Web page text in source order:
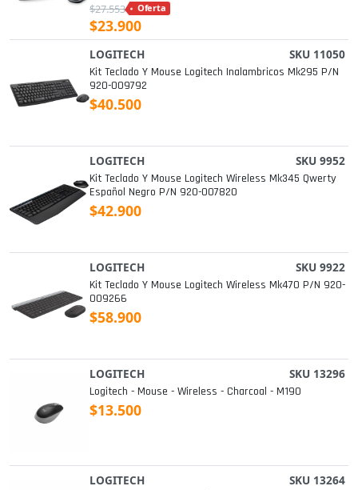
$27.553 Oferta
$23.900
LOGITECH SKU 11050
Kit Teclado Y Mouse Logitech Inalambricos Mk295 P/n
920-009792
$40.500
LOGITECH SKU 9952
Kit Teclado Y Mouse Logitech Wireless Mk345 Qwerty
Español Negro P/n 920-007820
$42.900
LOGITECH SKU 9922
Kit Teclado Y Mouse Logitech Wireless Mk470 P/n 920-
009266
$58.900
LOGITECH SKU 13296
Logitech - Mouse - Wireless - Charcoal - M190
$13.500
LOGITECH SKU 13264